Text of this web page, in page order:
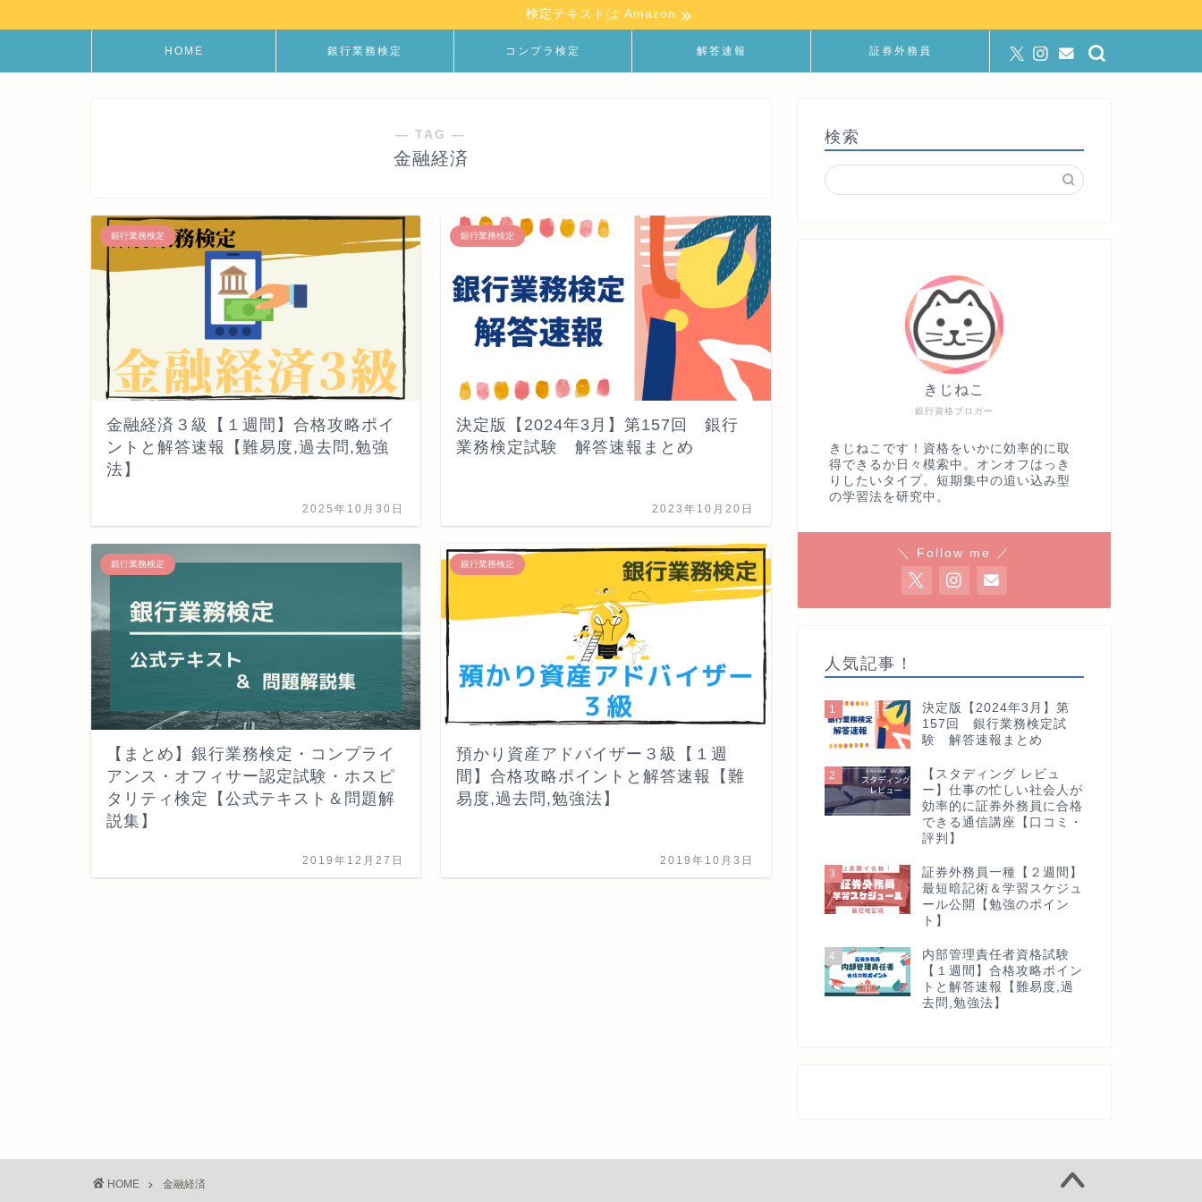
検定テキストは Amazon
HOME 銀行業務検定 コンプラ検定 解答速報 証券外務員
― TAG ―
金融経済
銀行業務検定
金融経済３級【１週間】合格攻略ポイ
ントと解答速報【難易度,過去問,勉強
法】
2025年10月30日
銀行業務検定
決定版【2024年3月】第157回 銀行
業務検定試験 解答速報まとめ
2023年10月20日
銀行業務検定
【まとめ】銀行業務検定・コンプライ
アンス・オフィサー認定試験・ホスピ
タリティ検定【公式テキスト＆問題解
説集】
2019年12月27日
銀行業務検定
預かり資産アドバイザー３級【１週
間】合格攻略ポイントと解答速報【難
易度,過去問,勉強法】
2019年10月3日
検索
銀行資格ブロガー
きじねこ
きじねこです！資格をいかに効率的に取
得できるか日々模索中。オンオフはっき
りしたいタイプ。短期集中の追い込み型
の学習法を研究中。
＼ Follow me ／
人気記事！
1
決定版【2024年3月】第
157回 銀行業務検定試
験 解答速報まとめ
2
【スタディング レビュ
ー】仕事の忙しい社会人が
効率的に証券外務員に合格
できる通信講座【口コミ・
評判】
3
証券外務員一種【２週間】
最短暗記術＆学習スケジュ
ール公開【勉強のポイン
ト】
4
内部管理責任者資格試験
【１週間】合格攻略ポイン
トと解答速報【難易度,過
去問,勉強法】
HOME 金融経済